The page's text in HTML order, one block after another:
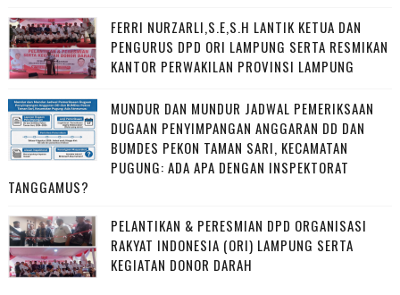
FERRI NURZARLI,S.E,S.H LANTIK KETUA DAN
PENGURUS DPD ORI LAMPUNG SERTA RESMIKAN
KANTOR PERWAKILAN PROVINSI LAMPUNG
MUNDUR DAN MUNDUR JADWAL PEMERIKSAAN
DUGAAN PENYIMPANGAN ANGGARAN DD DAN
BUMDES PEKON TAMAN SARI, KECAMATAN
PUGUNG: ADA APA DENGAN INSPEKTORAT
TANGGAMUS?
PELANTIKAN & PERESMIAN DPD ORGANISASI
RAKYAT INDONESIA (ORI) LAMPUNG SERTA
KEGIATAN DONOR DARAH